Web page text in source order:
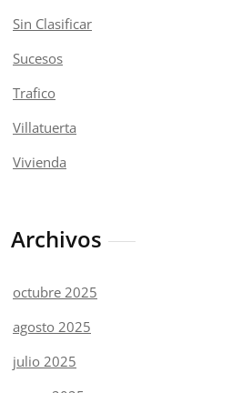
Sin Clasificar
Sucesos
Trafico
Villatuerta
Vivienda
Archivos
octubre 2025
agosto 2025
julio 2025